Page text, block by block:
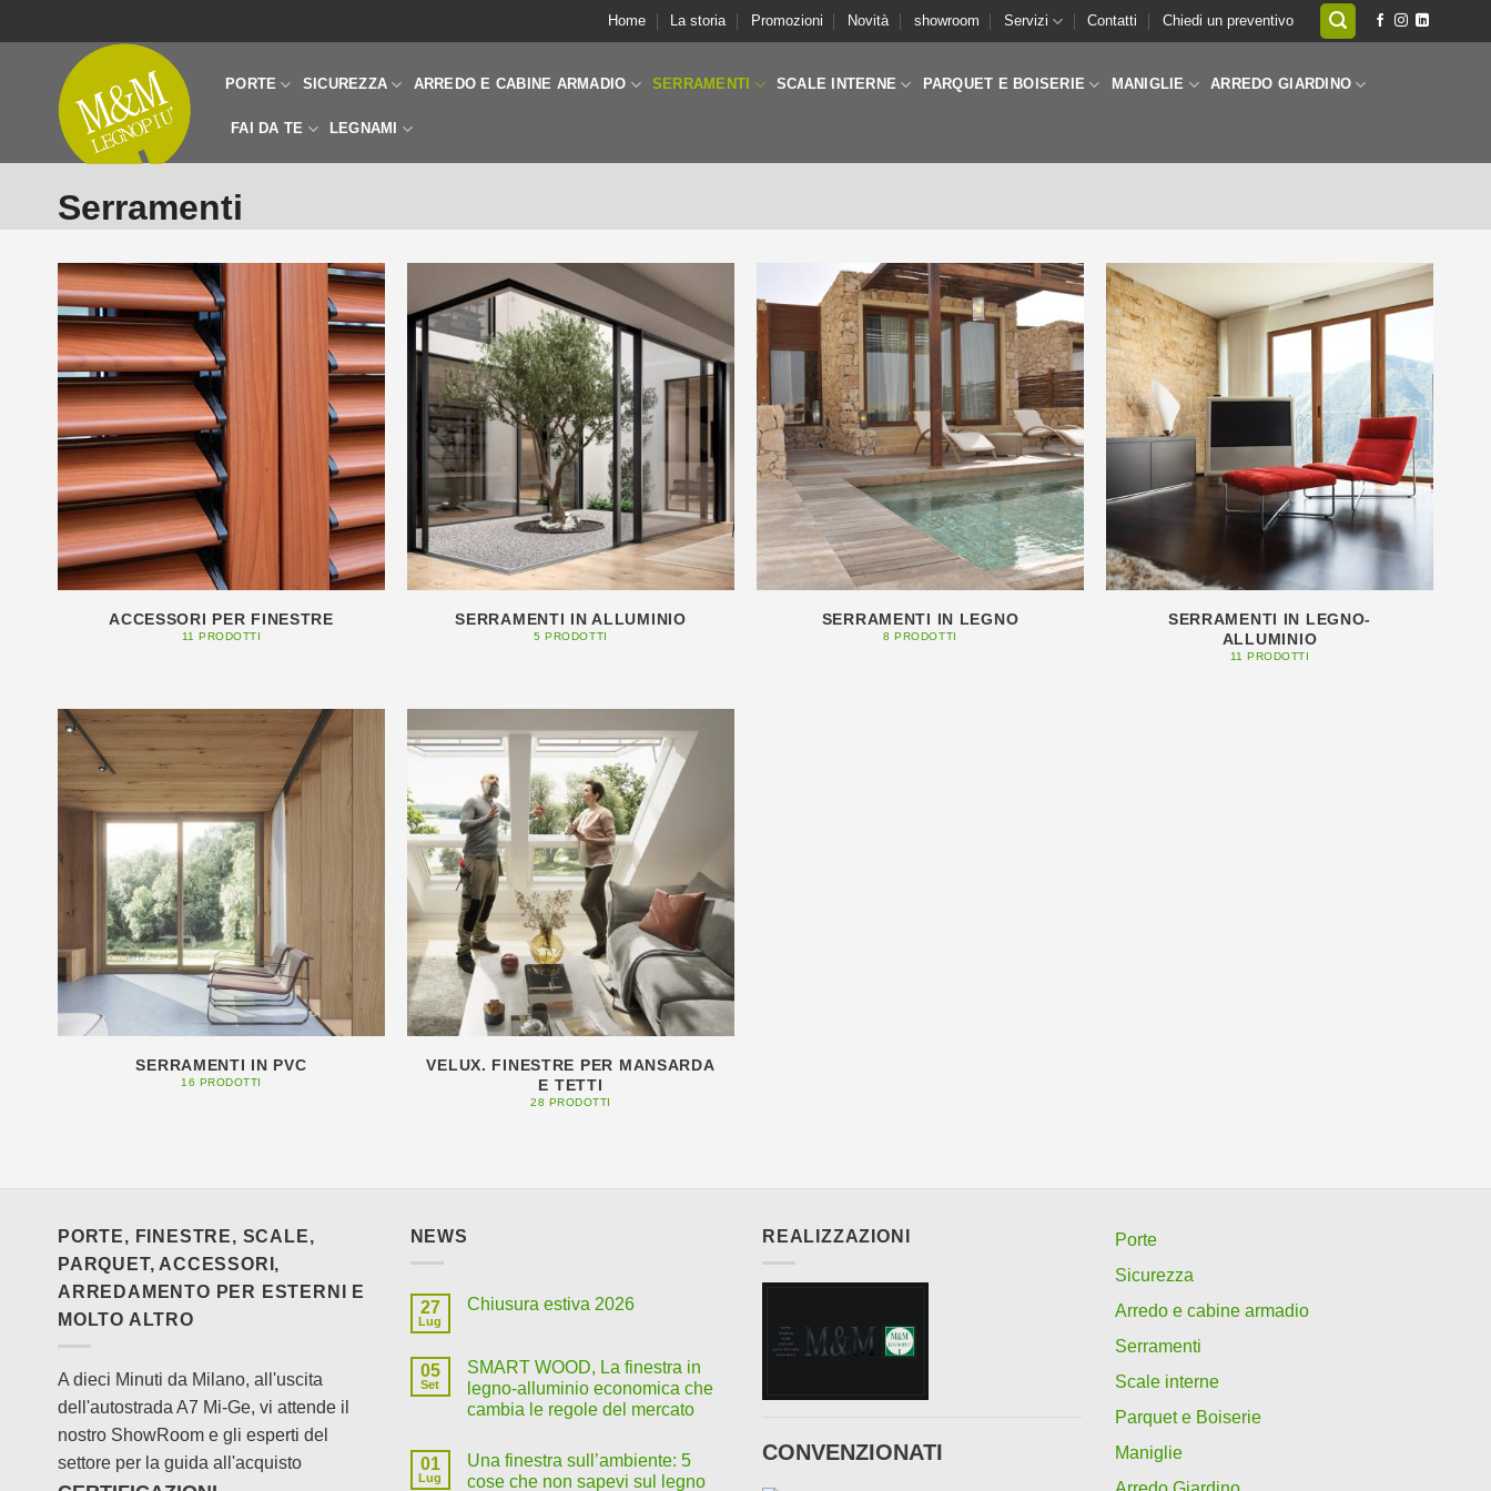
ai
contenuti
Home La storia Promozioni Novità showroom Servizi Contatti Chiedi un preventivo
PORTE SICUREZZA ARREDO E CABINE ARMADIO SERRAMENTI SCALE INTERNE PARQUET E BOISERIE MANIGLIE ARREDO GIARDINO
FAI DA TE LEGNAMI
Serramenti
ACCESSORI PER FINESTRE
11 PRODOTTI
SERRAMENTI IN ALLUMINIO
5 PRODOTTI
SERRAMENTI IN LEGNO
8 PRODOTTI
SERRAMENTI IN LEGNO-
ALLUMINIO
11 PRODOTTI
SERRAMENTI IN PVC
16 PRODOTTI
VELUX. FINESTRE PER MANSARDA
E TETTI
28 PRODOTTI
PORTE, FINESTRE, SCALE,
PARQUET, ACCESSORI,
ARREDAMENTO PER ESTERNI E
MOLTO ALTRO
A dieci Minuti da Milano, all'uscita
dell'autostrada A7 Mi-Ge, vi attende il
nostro ShowRoom e gli esperti del
settore per la guida all'acquisto
NEWS
27
Lug
Chiusura estiva 2026
05
Set
SMART WOOD, La finestra in
legno-alluminio economica che
cambia le regole del mercato
01
Lug
Una finestra sull’ambiente: 5
cose che non sapevi sul legno
REALIZZAZIONI
CONVENZIONATI
Porte
Sicurezza
Arredo e cabine armadio
Serramenti
Scale interne
Parquet e Boiserie
Maniglie